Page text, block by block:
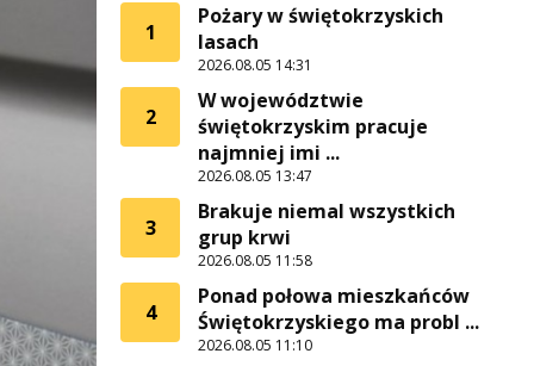
1
Pożary w świętokrzyskich
lasach
2026.08.05 14:31
2
W województwie
świętokrzyskim pracuje
najmniej imi ...
2026.08.05 13:47
3
Brakuje niemal wszystkich
grup krwi
2026.08.05 11:58
4
Ponad połowa mieszkańców
Świętokrzyskiego ma probl ...
2026.08.05 11:10